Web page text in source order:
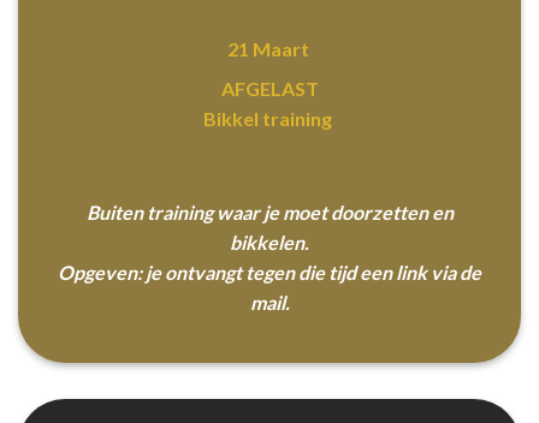
21 Maart
AFGELAST
Bikkel training
Buiten training waar je moet doorzetten en
bikkelen.
Opgeven: je ontvangt tegen die tijd een link via de
mail.